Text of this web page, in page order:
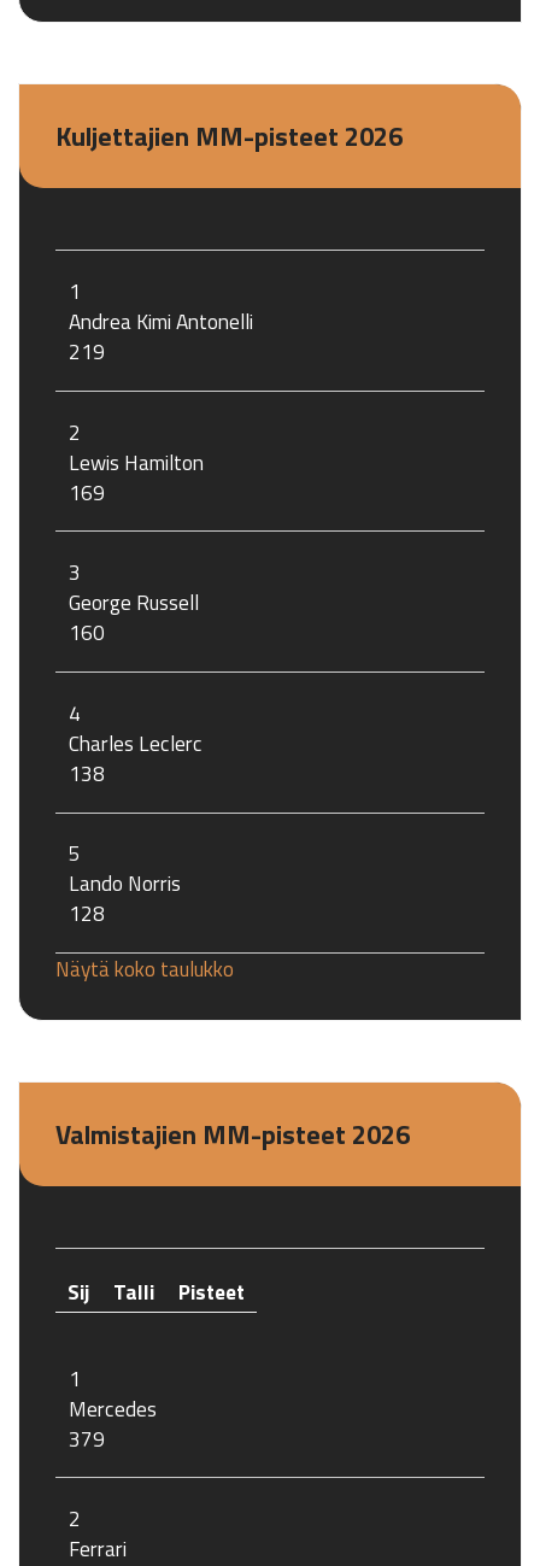
Kuljettajien MM-pisteet 2026
1
Andrea Kimi Antonelli
219
2
Lewis Hamilton
169
3
George Russell
160
4
Charles Leclerc
138
5
Lando Norris
128
Näytä koko taulukko
Valmistajien MM-pisteet 2026
Sij Talli Pisteet
1
Mercedes
379
2
Ferrari